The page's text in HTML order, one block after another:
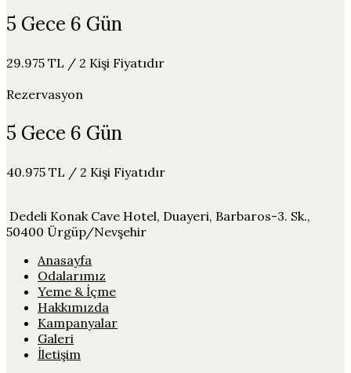
5 Gece 6 Gün
29.975 TL / 2 Kişi Fiyatıdır
Rezervasyon
5 Gece 6 Gün
40.975 TL / 2 Kişi Fiyatıdır
Dedeli Konak Cave Hotel, Duayeri, Barbaros-3. Sk.,
50400 Ürgüp/Nevşehir
Anasayfa
Odalarımız
Yeme & İçme
Hakkımızda
Kampanyalar
Galeri
İletişim